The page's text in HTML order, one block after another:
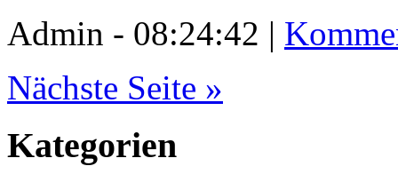
Admin - 08:24:42 |
Nächste Seite »
Kategorien